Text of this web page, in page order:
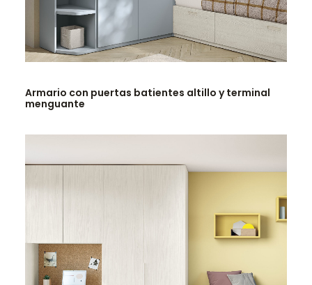
Armario con puertas batientes altillo y terminal
menguante